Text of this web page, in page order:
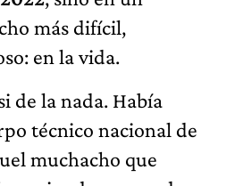
más difícil,
en la vida.
de la nada. Había
técnico nacional de
muchacho que